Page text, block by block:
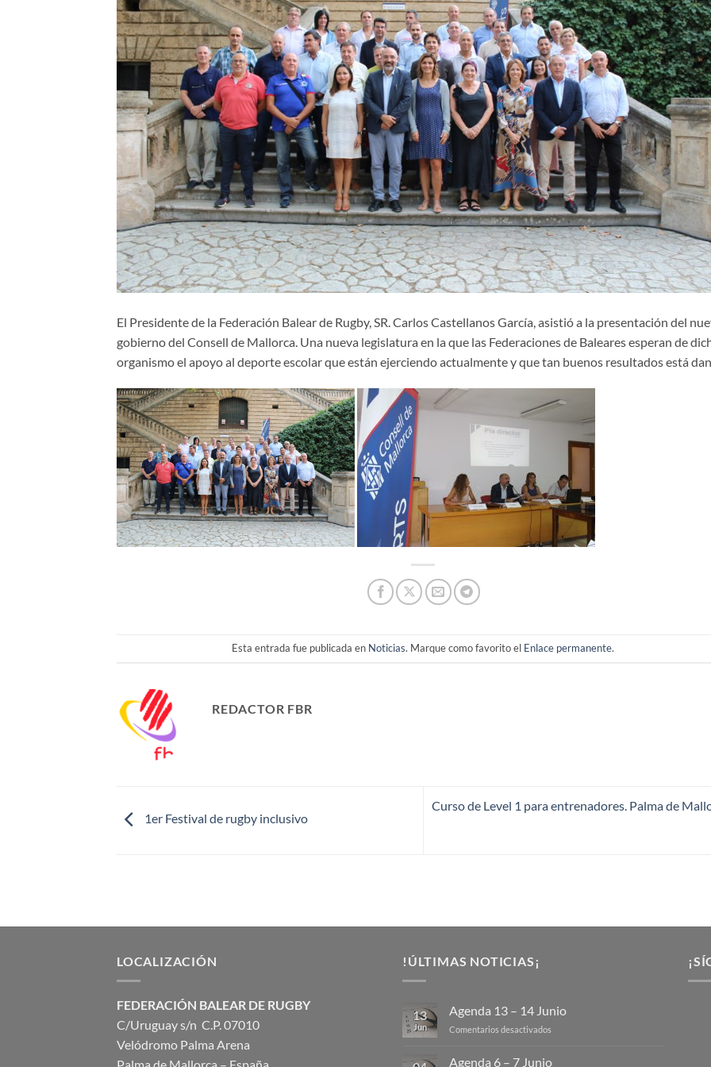
El Presidente de la Federación Balear de Rugby, SR. Carlos Castellanos García, asistió a la presentación del
gobierno del Consell de Mallorca. Una nueva legislatura en la que las Federaciones de Baleares esperan de
organismo el apoyo al deporte escolar que están ejerciendo actualmente y que tan buenos resultados está
Esta entrada fue publicada en Noticias. Marque como favorito el Enlace permanente.
REDACTOR FBR
1er Festival de rugby inclusivo
Curso de Level 1 para entrenadores. Palma de
LOCALIZACIÓN
FEDERACIÓN BALEAR DE RUGBY
C/Uruguay s/n C.P. 07010
Velódromo Palma Arena
Palma de Mallorca – España
!ÚLTIMAS NOTICIAS¡
13
Jun
Agenda 13 – 14 Junio
Comentarios desactivados
Agenda 6 – 7 Junio